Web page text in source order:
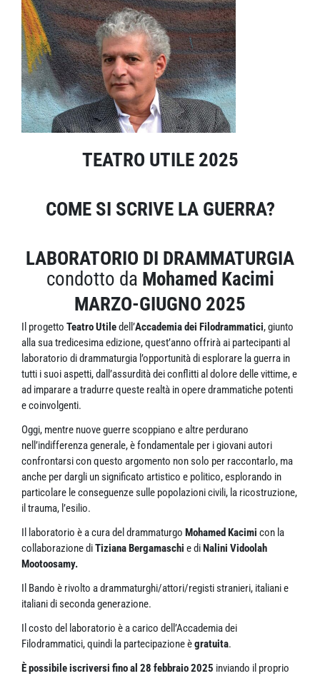
TEATRO UTILE 2025
COME SI SCRIVE LA GUERRA?
LABORATORIO DI DRAMMATURGIA
condotto da Mohamed Kacimi
MARZO-GIUGNO 2025
Il progetto Teatro Utiledell’Accademia dei Filodrammatici, giunto
alla sua tredicesima edizione, quest’anno offrirà ai partecipanti al
laboratorio di drammaturgia l’opportunità di esplorare la guerra in
tutti i suoi aspetti, dall’assurdità dei conflitti al dolore delle vittime, e
ad imparare a tradurre queste realtà in opere drammatiche potenti
e coinvolgenti.
Oggi, mentre nuove guerre scoppiano e altre perdurano
nell’indifferenza generale, è fondamentale per i giovani autori
confrontarsi con questo argomento non solo per raccontarlo, ma
anche per dargli un significato artistico e politico, esplorando in
particolare le conseguenze sulle popolazioni civili, la ricostruzione,
il trauma, l’esilio.
Il laboratorio è a cura del drammaturgo Mohamed Kacimi con la
collaborazione diTiziana Bergamaschi e diNalini Vidoolah
Mootoosamy.
Il Bando è rivolto a drammaturghi/attori/registi stranieri, italiani e
italiani di seconda generazione.
Il costo del laboratorio è a carico dell’Accademia dei
Filodrammatici, quindi la partecipazione ègratuita.
È possibile iscriversi fino al 28 febbraio 2025 inviando il proprio